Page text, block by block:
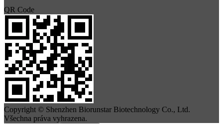
QR Code
Copyright © Shenzhen Biorunstar Biotechnology Co., Ltd.
Všechna práva vyhrazena.